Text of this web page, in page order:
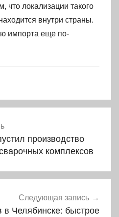
что локализации такого
внутри страны.
импорта еще по-
производство
комплексов
Следующая запись
в Челябинске: быстрое